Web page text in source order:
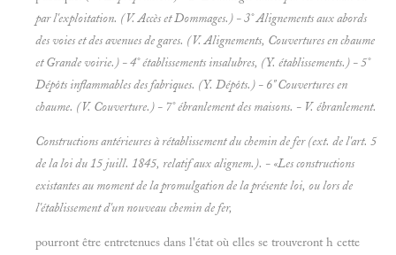
par l'exploitation. (V.Accès etDommages.) - 3° Alignements aux abords
des voies et des avenues de gares. (V.Alignements, Couvertures en chaume
etGrande voirie.) - 4° établissements insalubres, (Y. établissements.) - 5°
Dépôts inflammables des fabriques. (Y. Dépôts.) - 6" Couvertures en
chaume. (V. Couverture.) - 7° ébranlement des maisons. - V.ébranlement.
Constructions antérieures à rétablissement du chemin de fer (ext. de l'art. 5
de la loi du 15 juill. 1845, relatif aux alignem.). - «Les constructions
existantes au moment de la promulgation de la présente loi, ou lors de
l'établissement d'un nouveau chemin de fer,
pourront être entretenues dans l'état où elles se trouveront h cette